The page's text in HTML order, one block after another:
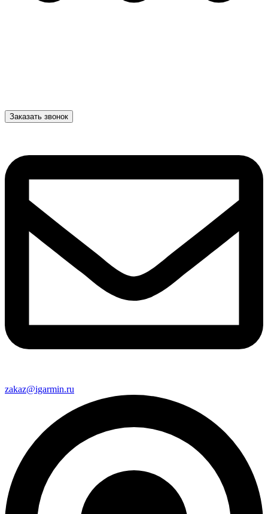
Заказать звонок
zakaz@igarmin.ru